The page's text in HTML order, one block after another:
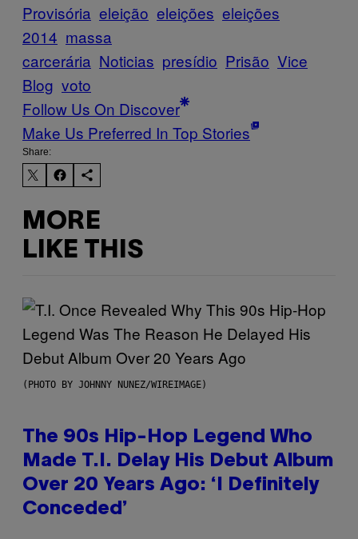
Provisória eleição eleições eleições
2014 massa
carcerária Noticias presídio Prisão Vice
Blog voto
Follow Us On Discover
Make Us Preferred In Top Stories
Share:
MORE
LIKE THIS
(PHOTO BY JOHNNY NUNEZ/WIREIMAGE)
The 90s Hip-Hop Legend Who
Made T.I. Delay His Debut Album
Over 20 Years Ago: ‘I Definitely
Conceded’